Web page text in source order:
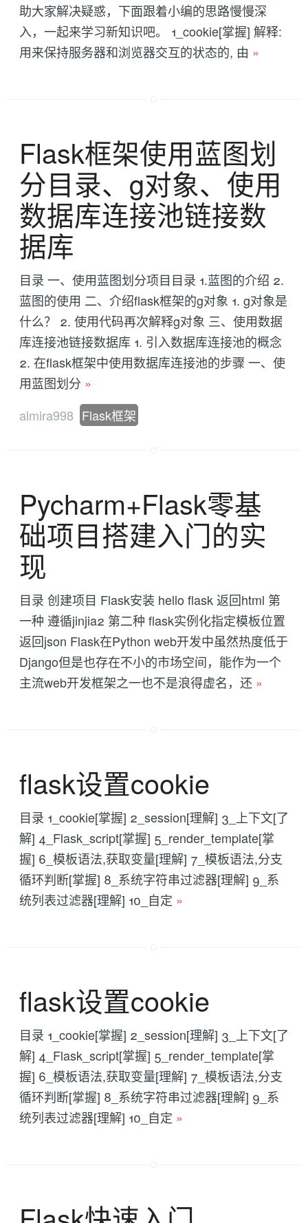
助大家解决疑惑，下面跟着小编的思路慢慢深
入，一起来学习新知识吧。 1_cookie[掌握] 解释:
用来保持服务器和浏览器交互的状态的, 由 »
Flask框架使用蓝图划
分目录、g对象、使用
数据库连接池链接数
据库
目录 一、使用蓝图划分项目目录 1.蓝图的介绍 2.
蓝图的使用 二、介绍flask框架的g对象 1. g对象是
什么？ 2. 使用代码再次解释g对象 三、使用数据
库连接池链接数据库 1. 引入数据库连接池的概念
2. 在flask框架中使用数据库连接池的步骤 一、使
用蓝图划分 »
almira998 Flask框架
Pycharm+Flask零基
础项目搭建入门的实
现
目录 创建项目 Flask安装 hello flask 返回html 第
一种 遵循jinjia2 第二种 flask实例化指定模板位置
返回json Flask在Python web开发中虽然热度低于
Django但是也存在不小的市场空间，能作为一个
主流web开发框架之一也不是浪得虚名，还 »
flask设置cookie
目录 1_cookie[掌握] 2_session[理解] 3_上下文[了
解] 4_Flask_script[掌握] 5_render_template[掌
握] 6_模板语法,获取变量[理解] 7_模板语法,分支
循环判断[掌握] 8_系统字符串过滤器[理解] 9_系
统列表过滤器[理解] 10_自定 »
flask设置cookie
目录 1_cookie[掌握] 2_session[理解] 3_上下文[了
解] 4_Flask_script[掌握] 5_render_template[掌
握] 6_模板语法,获取变量[理解] 7_模板语法,分支
循环判断[掌握] 8_系统字符串过滤器[理解] 9_系
统列表过滤器[理解] 10_自定 »